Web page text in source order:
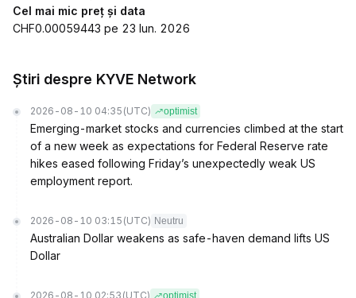
Cel mai mic preț și data
CHF0.00059443 pe 23 Iun. 2026
Știri despre KYVE Network
2026-08-10 04:35 (UTC) optimist
Emerging-market stocks and currencies climbed at the start
of a new week as expectations for Federal Reserve rate
hikes eased following Friday’s unexpectedly weak US
employment report.
2026-08-10 03:15 (UTC) Neutru
Australian Dollar weakens as safe-haven demand lifts US
Dollar
2026-08-10 02:53 (UTC) optimist